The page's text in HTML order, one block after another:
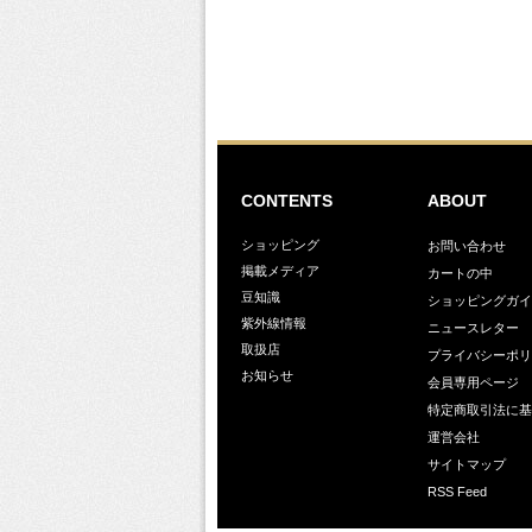
CONTENTS
ショッピング
掲載メディア
豆知識
紫外線情報
取扱店
お知らせ
ABOUT
お問い合わせ
カートの中
ショッピングガ
ニュースレター
プライバシーポ
会員専用ページ
特定商取引法に
運営会社
サイトマップ
RSS Feed